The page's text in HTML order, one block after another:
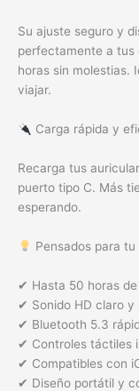
Su ajuste seguro y
perfectamente a tus
horas sin molestias.
viajar.
Carga rápida y
Recarga tus
puerto tipo C. Más
esperando.
Pensados para
✔ Hasta 50 horas
✔ Sonido HD claro y
✔ Bluetooth 5.3
✔ Controles táctiles
✔ Compatibles con
✔ Diseño portátil y